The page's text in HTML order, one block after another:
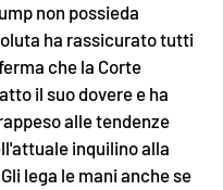
non possieda
ha rassicurato tutti
che la Corte
il suo dovere e ha
alle tendenze
inquilino alla
lega le mani anche se